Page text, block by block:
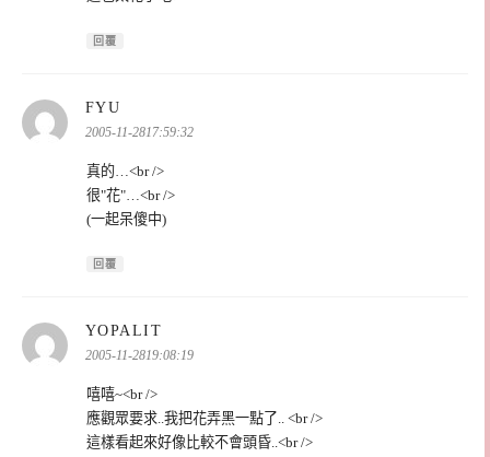
回覆
FYU
示:
2005-11-2817:59:32
真的…<br />
很"花"…<br />
(一起呆傻中)
回覆
YOPALIT
示:
2005-11-2819:08:19
嘻嘻~<br />
應觀眾要求..我把花弄黑一點了.. <br />
這樣看起來好像比較不會頭昏..<br />